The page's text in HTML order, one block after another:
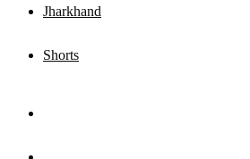
Jharkhand
Shorts